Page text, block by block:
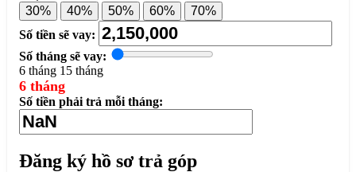
30%
40% 50% 60%
70%
Số tiền sẽ vay:
Số tháng sẽ vay:
6 tháng 15 tháng
6 tháng
Số tiền phải trả mỗi tháng:
Đăng ký hồ sơ trả góp